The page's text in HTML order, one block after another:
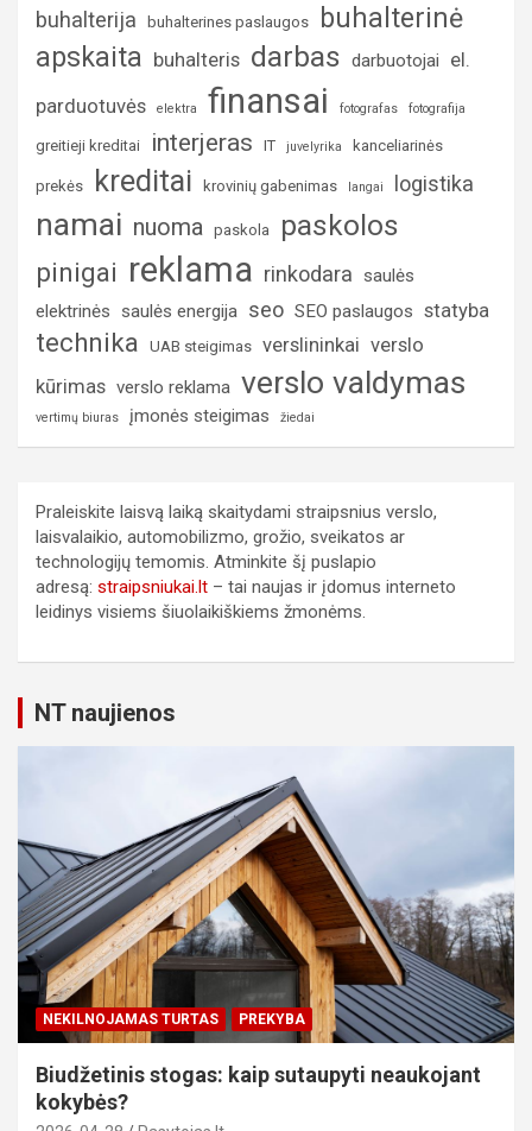
buhalterija
buhalterines paslaugos
buhalterinė
apskaita buhalteris darbas darbuotojai el.
parduotuvės elektra finansai fotografas fotografija
greitieji kreditai interjeras IT juvelyrika kanceliarinės
prekės kreditai krovinių gabenimas langai logistika
namai nuoma paskola paskolos
pinigai reklama rinkodara
saulės
elektrinės
saulės energija seo SEO paslaugos statyba
technika UAB steigimas verslininkai verslo
kūrimas verslo reklama verslo valdymas
vertimų biuras įmonės steigimas žiedai
Praleiskite laisvą laiką skaitydami straipsnius verslo,
laisvalaikio, automobilizmo, grožio, sveikatos ar
technologijų temomis. Atminkite šį puslapio
adresą: straipsniukai.lt – tai naujas ir įdomus interneto
leidinys visiems šiuolaikiškiems žmonėms.
NT naujienos
NEKILNOJAMAS TURTAS PREKYBA
Biudžetinis stogas: kaip sutaupyti neaukojant
kokybės?